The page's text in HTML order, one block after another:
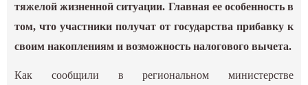
тяжелой жизненной ситуации. Главная ее особенность в
том, что участники получат от государства прибавку к
своим накоплениям и возможность налогового вычета.
Как сообщили в региональном министерстве